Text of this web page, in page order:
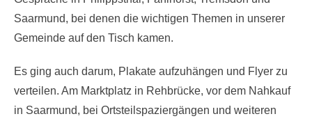
Saarmund, bei denen die wichtigen Themen in unserer
Gemeinde auf den Tisch kamen.
Es ging auch darum, Plakate aufzuhängen und Flyer zu
verteilen. Am Marktplatz in Rehbrücke, vor dem Nahkauf
in Saarmund, bei Ortsteilspaziergängen und weiteren